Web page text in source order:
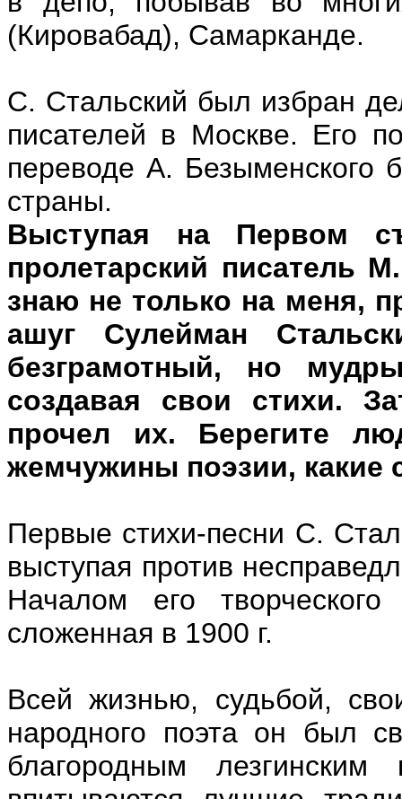
(Кировабад), Самарканде.
С. Стальский был избран
писателей в Москве. Его
переводе А. Безыменского
страны.
Выступая на Первом
пролетарский писатель
знаю не только на меня,
ашуг Сулейман
безграмотный, но
создавая свои стихи.
прочел их. Берегите
жемчужины поэзии, какие
Первые стихи-песни С.
выступая против
Началом его
сложенная в 1900 г.
Всей жизнью, судьбой,
народного поэта он был
благородным